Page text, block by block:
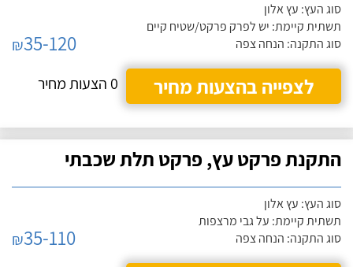
סוג העץ: עץ אלון
תשתית קיימת: יש לפרק פרקט/שטיח קיים
סוג התקנה: הנחה צפה
₪35-120
לצפייה בהצעות מחיר
0 הצעות מחיר
התקנת פרקט עץ, פרקט תלת שכבתי
סוג העץ: עץ אלון
תשתית קיימת: על גבי מרצפות
סוג התקנה: הנחה צפה
₪35-110